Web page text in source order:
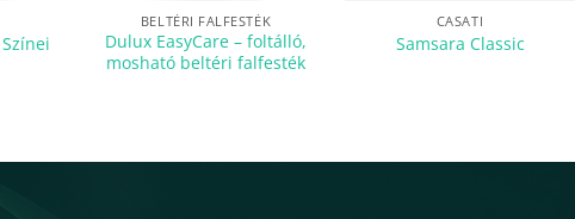
BELTÉRI FALFESTÉK
Dulux EasyCare – foltálló,
mosható beltéri falfesték
CASATI
Samsara Classic